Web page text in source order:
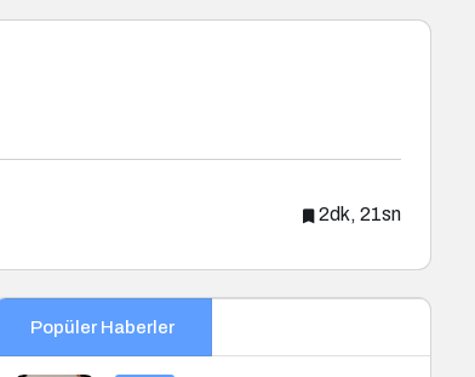
2dk, 21sn
Popüler Haberler